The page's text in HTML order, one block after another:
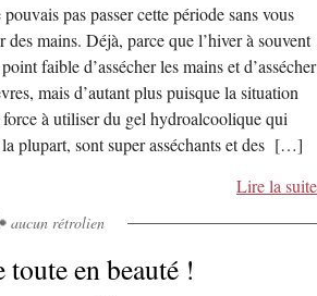
pouvais pas passer cette période sans vous
des mains. Déjà, parce que l’hiver à souvent
faible d’assécher les mains et d’assécher
mais d’autant plus puisque la situation
à utiliser du gel hydroalcoolique qui
plupart, sont super asséchants et des […]
Lire la suite
aucun rétrolien
toute en beauté !